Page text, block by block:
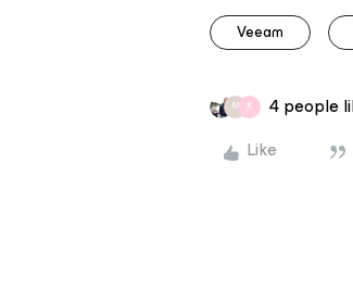
Veeam
M K
4 people
Like